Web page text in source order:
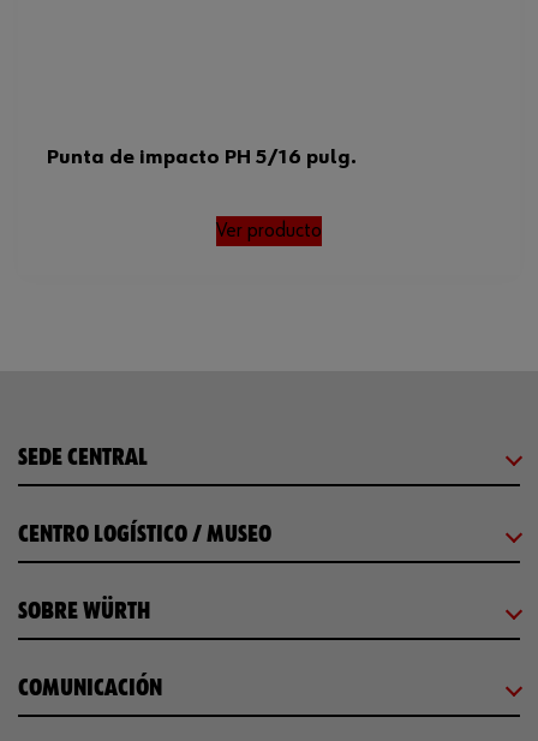
Punta de impacto PH 5/16 pulg.
Ver producto
SEDE CENTRAL
CENTRO LOGÍSTICO / MUSEO
SOBRE WÜRTH
COMUNICACIÓN